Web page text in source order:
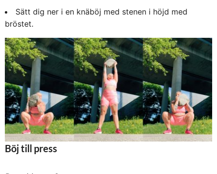
Sätt dig ner i en knäböj med stenen i höjd med
bröstet.
Böj till press